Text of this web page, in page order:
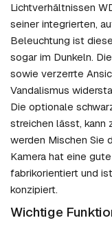
Lichtverhältnissen
seiner integrierten,
Beleuchtung ist
sogar im Dunkeln.
sowie verzerrte
Vandalismus
Die optionale
streichen lässt, kann
werden Mischen Sie
Kamera hat eine
fabrikorientiert und
konzipiert.
Wichtige